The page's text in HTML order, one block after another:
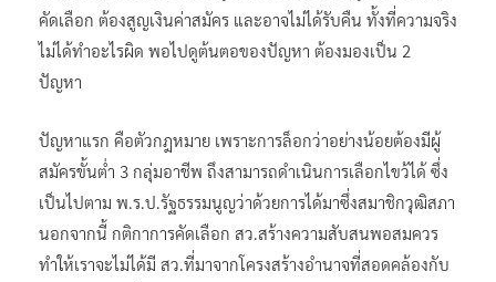
คัดเลือก ต้องสูญเงินค่าสมัคร และอาจไม่ได้รับคืน ทั้งที่ความจริง
ไม่ได้ทำอะไรผิด พอไปดูต้นตอของปัญหา ต้องมองเป็น 2
ปัญหา
ปัญหาแรก คือตัวกฎหมาย เพราะการล็อกว่าอย่างน้อยต้องมีผู้
สมัครขั้นต่ำ 3 กลุ่มอาชีพ ถึงสามารถดำเนินการเลือกไขว้ได้ ซึ่ง
เป็นไปตาม พ.ร.ป.รัฐธรรมนูญว่าด้วยการได้มาซึ่งสมาชิกวุฒิสภา
นอกจากนี้ กติกาการคัดเลือก สว.สร้างความสับสนพอสมควร
ทำให้เราจะไม่ได้มี สว.ที่มาจากโครงสร้างอำนาจที่สอดคล้องกับ